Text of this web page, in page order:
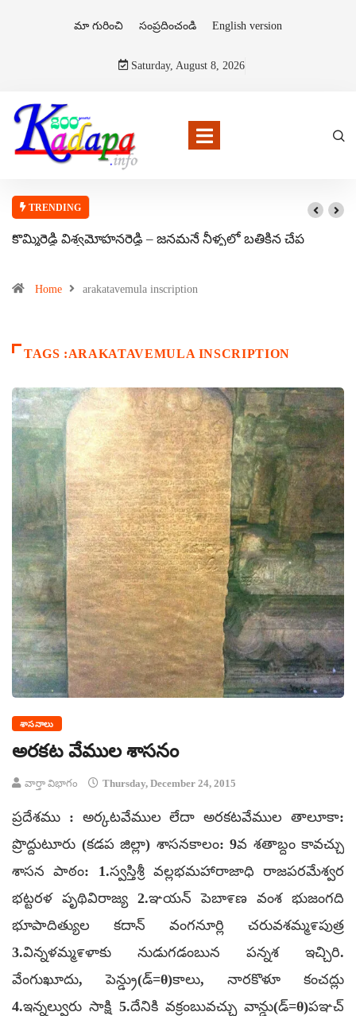
మా గురించి సంప్రదించండి English version
Saturday, August 8, 2026
TRENDING
కొమ్మిరెడ్డి విశ్వమోహనరెడ్డి – జనమనే నీళ్ళలో బతికిన చేప
Home arakatavemula inscription
TAGS :ARAKATAVEMULA INSCRIPTION
శాసనాలు
అరకట వేముల శాసనం
వార్తా విభాగం Thursday, December 24, 2015
ప్రదేశము : అర్కటవేముల లేదా అరకటవేముల తాలూకా:
ప్రొద్దుటూరు (కడప జిల్లా) శాసనకాలం: 9వ శతాబ్దం కావచ్చు
శాసన పాఠం: 1.స్వస్తిశ్రీ వల్లభమహారాజాధి రాజపరమేశ్వర
భట్టరళ పృథివిరాజ్య 2.ఞయన్ పెబా೯ణ వంశ భుజంగది
భూపాదిత్యుల కదాన్ వంగనూర్లి చరువశమ్మ೯పుత్ర
3.విన్నళమ్మ೯ళాకు నుడుగడంబున పన్నశ ఇచ్చిరి.
వేంగుఖూదు, పెన్డ్రు(డ్=θ)కాలు, నారకొళూ కంచద్లు
4.ఇన్నల్వురు సాక్షి 5.దేనికి వక్రంబువచ్చు వాన్డు(డ్=θ)పఞచ్